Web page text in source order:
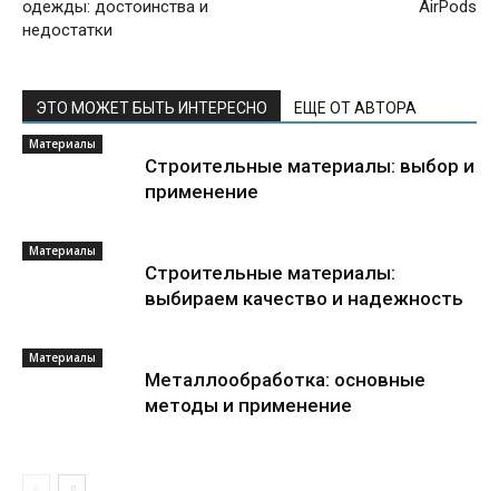
одежды: достоинства и
недостатки
AirPods
ЭТО МОЖЕТ БЫТЬ ИНТЕРЕСНО ЕЩЕ ОТ АВТОРА
Материалы
Строительные материалы: выбор и
применение
Материалы
Строительные материалы:
выбираем качество и надежность
Материалы
Металлообработка: основные
методы и применение